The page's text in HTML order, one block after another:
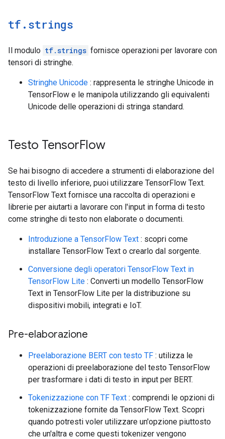
tf . strings
Il modulo tf.strings fornisce operazioni per lavorare con
tensori di stringhe.
Stringhe Unicode : rappresenta le stringhe Unicode in
TensorFlow e le manipola utilizzando gli equivalenti
Unicode delle operazioni di stringa standard.
Testo TensorFlow
Se hai bisogno di accedere a strumenti di elaborazione del
testo di livello inferiore, puoi utilizzare TensorFlow Text.
TensorFlow Text fornisce una raccolta di operazioni e
librerie per aiutarti a lavorare con l'input in forma di testo
come stringhe di testo non elaborate o documenti.
Introduzione a TensorFlow Text : scopri come
installare TensorFlow Text o crearlo dal sorgente.
Conversione degli operatori TensorFlow Text in
TensorFlow Lite : Converti un modello TensorFlow
Text in TensorFlow Lite per la distribuzione su
dispositivi mobili, integrati e IoT.
Pre-elaborazione
Preelaborazione BERT con testo TF : utilizza le
operazioni di preelaborazione del testo TensorFlow
per trasformare i dati di testo in input per BERT.
Tokenizzazione con TF Text : comprendi le opzioni di
tokenizzazione fornite da TensorFlow Text. Scopri
quando potresti voler utilizzare un'opzione piuttosto
che un'altra e come questi tokenizer vengono